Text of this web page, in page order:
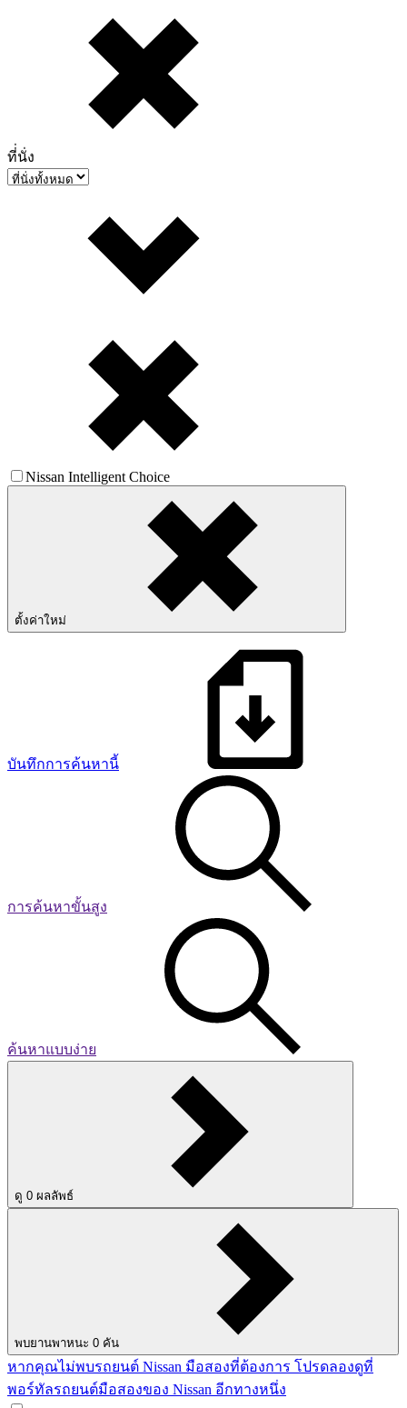
ที่่นั่ง
Nissan Intelligent Choice
ตั้งค่าใหม่
บันทึกการค้นหานี้
การค้นหาขั้นสูง
ค้นหาแบบง่าย
ดู 0 ผลลัพธ์
พบยานพาหนะ 0 คัน
หากคุณไม่พบรถยนต์ Nissan มือสองที่ต้องการ โปรดลองดูที่
พอร์ทัลรถยนต์มือสองของ Nissan อีกทางหนึ่ง